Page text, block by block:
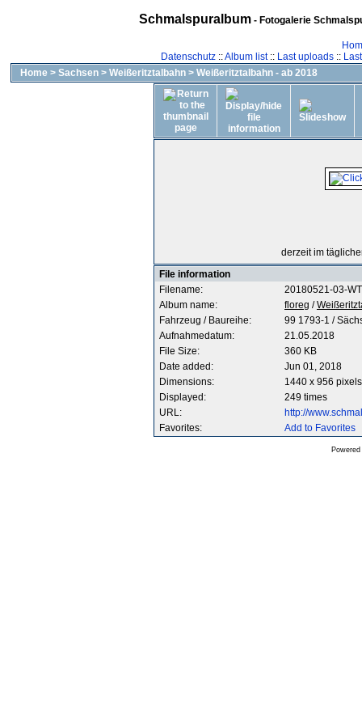
Schmalspuralbum- Fotogalerie
Datenschutz::Album list:: Last uploads::
Home > Sachsen > Weißeritztalbahn > Weißeritztalbahn - ab 2018
derzeit im
File information
Filename:
20180521-03-
Album name:
floreg /
Fahrzeug / Baureihe:
99 1793-1 /
Aufnahmedatum:
21.05.2018
File Size:
360 KB
Date added:
Jun 01, 2018
Dimensions:
1440 x 956 pixels
Displayed:
249 times
URL:
http://
Favorites:
Add to Favorites